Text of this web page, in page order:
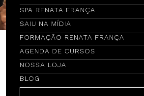
SPA RENATA FRANÇA
SAIU NA MÍDIA
FORMAÇÃO RENATA FRANÇA
AGENDA DE CURSOS
NOSSA LOJA
BLOG
Encontre por